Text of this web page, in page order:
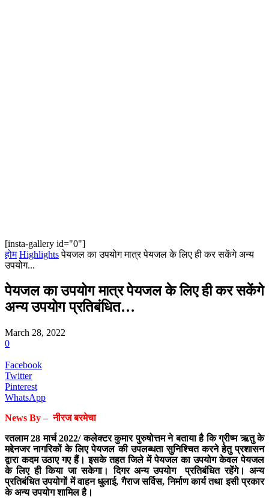
[insta-gallery id="0"]
होम Highlights पेयजल का उपयोग मात्र पेयजल के लिए ही कर सकेंगे अन्य
उपयोग...
पेयजल का उपयोग मात्र पेयजल के लिए ही कर सकेंगे
अन्य उपयोग प्रतिबंधित…
March 28, 2022
0
Facebook
Twitter
Pinterest
WhatsApp
News By – नीरज बरमेचा
रतलाम 28 मार्च 2022/ कलेक्टर कुमार पुरुषोत्तम ने बताया है कि ग्रीष्म ऋतु के
मद्देनजर नागरिकों के लिए पेयजल की उपलब्धता सुनिश्चित करने हेतु प्रशासन
द्वारा कदम उठाए गए हैं। इसके तहत जिले में पेयजल का उपयोग केवल पेयजल
के लिए ही किया जा सकेगा। दिगर अन्य उपयोग प्रतिबंधित रहेंगे। अन्य
प्रतिबंधित उपयोगों में वाहन धुलाई, गैराज सर्विस, निर्माण कार्य तथा इसी प्रकार
के अन्य उपयोग शामिल है।